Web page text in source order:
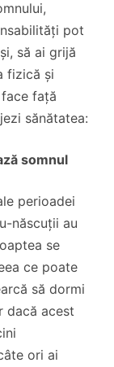
pot
să ai grijă
fizică și
față
sănătatea:
somnul
perioadei
născuții au
se
ce poate
să dormi
dacă acest
ori ai